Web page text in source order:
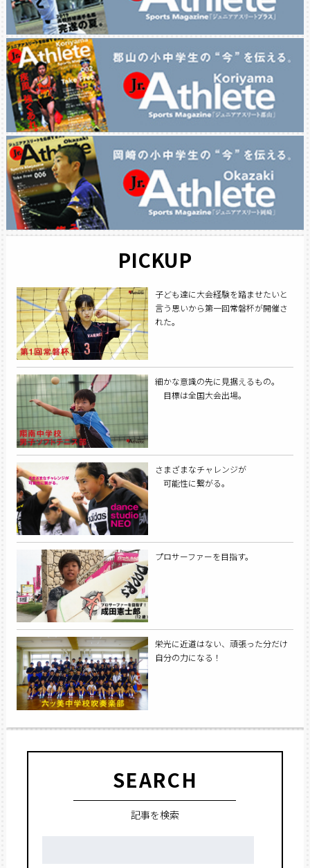
PICKUP
子ども達に大会経験を踏ませたいと
言う思いから第一回常磐杯が開催さ
れた。
細かな意識の先に見据えるもの。
目標は全国大会出場。
さまざまなチャレンジが
可能性に繋がる。
プロサーファーを目指す。
栄光に近道はない、頑張った分だけ
自分の力になる！
SEARCH
記事を検索